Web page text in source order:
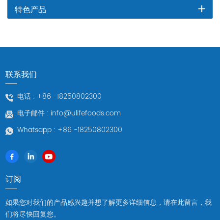
特色产品
联系我们
电话 : +86 -18250802300
电子邮件 : info@ulifefoods.com
Whatsapp : +86 -18250802300
订阅
如果您对我们的产品感兴趣并想了解更多详细信息，请在此留言，我
们将尽快回复您。